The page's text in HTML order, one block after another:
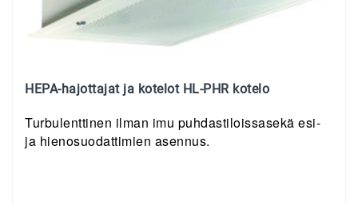
HEPA-hajottajat ja kotelot HL-PHR kotelo
Turbulenttinen ilman imu puhdastiloissasekä esi-
ja hienosuodattimien asennus.